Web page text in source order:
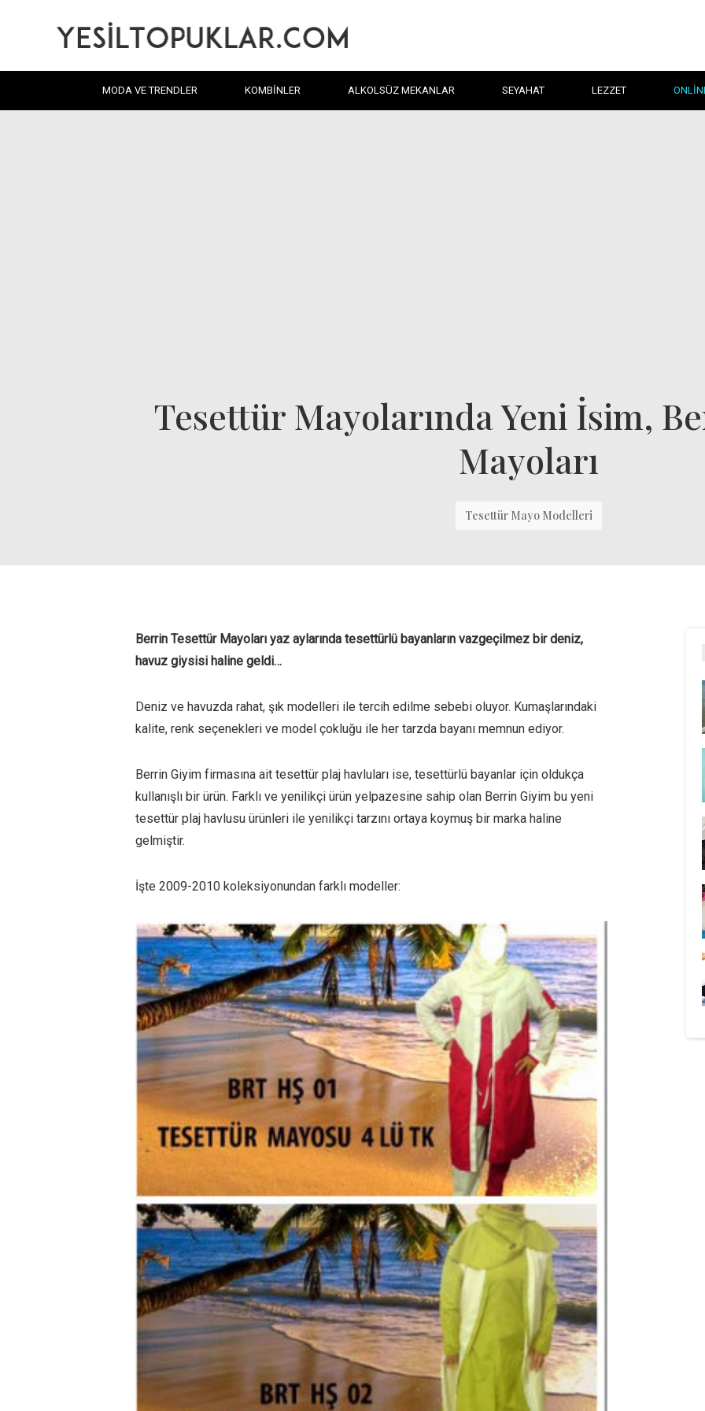
MODA VE TRENDLER KOMBINLER ALKOLSÜZ MEKANLAR SEYAHAT LEZZET
Tesettür Mayolarında Yeni İsim,
Mayoları
Tesettür Mayo Modelleri
Berrin Tesettür Mayoları yaz aylarında tesettürlü bayanların vazgeçilmez bir deniz,
havuz giysisi haline geldi…
Deniz ve havuzda rahat, şık modelleri ile tercih edilme sebebi oluyor. Kumaşlarındaki
kalite, renk seçenekleri ve model çokluğu ile her tarzda bayanı memnun ediyor.
Berrin Giyim firmasına ait tesettür plaj havluları ise, tesettürlü bayanlar için oldukça
kullanışlı bir ürün. Farklı ve yenilikçi ürün yelpazesine sahip olan Berrin Giyim bu yeni
tesettür plaj havlusu ürünleri ile yenilikçi tarzını ortaya koymuş bir marka haline
gelmiştir.
İşte 2009-2010 koleksiyonundan farklı modeller: